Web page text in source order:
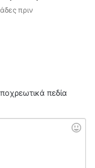
πριν
πεδία